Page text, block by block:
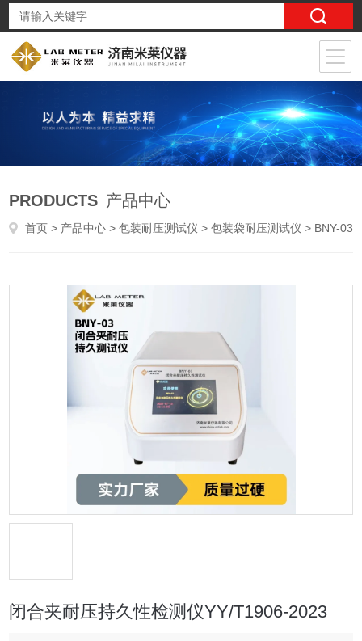
PRODUCTS 产品中心
首页 > 产品中心 >包装耐压测试仪 >包装袋耐压测试仪 > BNY-03闭合夹耐压持久性检测仪YY/T1906-2023
闭合夹耐压持久性检测仪YY/T1906-2023